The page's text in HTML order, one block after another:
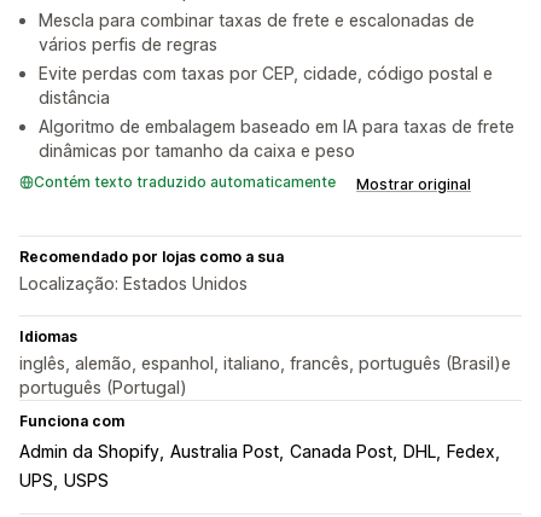
Mescla para combinar taxas de frete e escalonadas de
vários perfis de regras
Evite perdas com taxas por CEP, cidade, código postal e
distância
Algoritmo de embalagem baseado em IA para taxas de frete
dinâmicas por tamanho da caixa e peso
Contém texto traduzido automaticamente Mostrar original
Recomendado por lojas como a sua
Localização: Estados Unidos
Idiomas
inglês, alemão, espanhol, italiano, francês, português (Brasil)e
português (Portugal)
Funciona com
Admin da Shopify Australia Post Canada Post DHL
Fedex
UPS USPS